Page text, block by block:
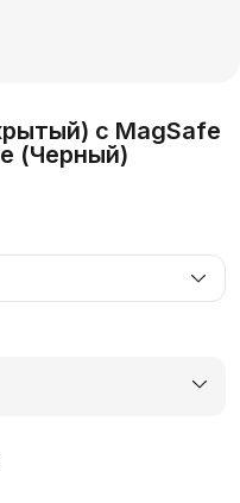
с MagSafe
(Черный)